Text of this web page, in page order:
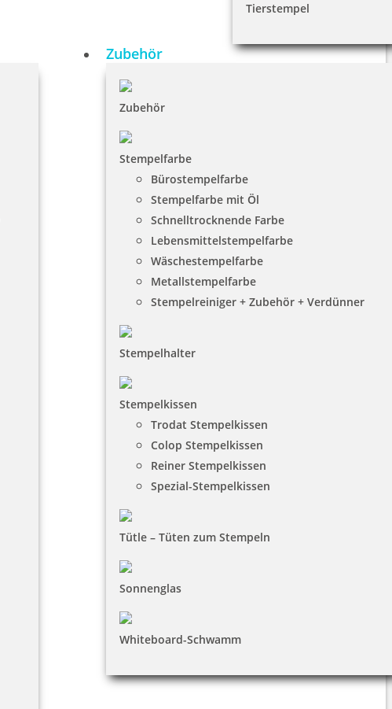
Tierstempel
Zubehör
Zubehör
Stempelfarbe
Bürostempelfarbe
Stempelfarbe mit Öl
Schnelltrocknende Farbe
Lebensmittelstempelfarbe
Wäschestempelfarbe
Metallstempelfarbe
Stempelreiniger + Zubehör + Verdünner
Stempelhalter
Stempelkissen
Trodat Stempelkissen
Colop Stempelkissen
Reiner Stempelkissen
Spezial-Stempelkissen
Tütle – Tüten zum Stempeln
Sonnenglas
Whiteboard-Schwamm